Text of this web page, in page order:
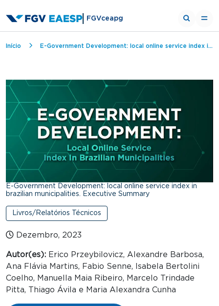
FGVceapg
Trilha de navegação
Início E-Government Development: local online service index in brazilian municipalities. Executive Summary
E-Government Development: local online service index in
brazilian municipalities. Executive Summary
Livros/Relatórios Técnicos
Dezembro, 2023
Autor(es): Erico Przeybilovicz, Alexandre Barbosa,
Ana Flávia Martins, Fabio Senne, Isabela Bertolini
Coelho, Manuella Maia Ribeiro, Marcelo Trindade
Pitta, Thiago Ávila e Maria Alexandra Cunha